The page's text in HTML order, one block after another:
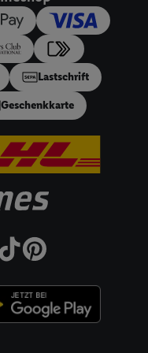
Lastschrift
Geschenkkarte
und danach ein
bestehendes Lidl
auch Ihre dort
gemeinsamer
genannten Partner
Online-Kennung
wir sodann ähnlich wie
verwenden können,
zu erkennen und
Hierzu wird von
Partner auch Ihre
(„Utiq“) und
, die Utiq-Technologie
zunächst anhand
Sie verfügbar ist.